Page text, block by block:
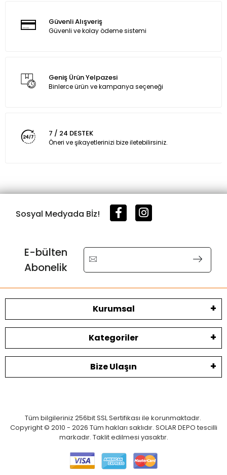
Güvenli Alışveriş
Güvenli ve kolay ödeme sistemi
Geniş Ürün Yelpazesi
Binlerce ürün ve kampanya seçeneği
7 / 24 DESTEK
Öneri ve şikayetlerinizi bize iletebilirsiniz.
Sosyal Medyada Bİz!
E-bülten
Abonelik
Kurumsal
Kategoriler
Bize Ulaşın
Tüm bilgileriniz 256bit SSL Sertifikası ile korunmaktadır.
Copyright © 2010 - 2026 Tüm hakları saklıdır. SOLAR DEPO tescilli
markadır. Taklit edilmesi yasaktır.